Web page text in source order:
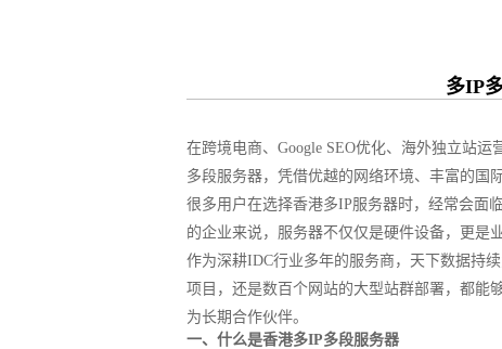
多IP
在跨境电商、Google SEO优化、海外独立站
多段服务器，凭借优越的网络环境、丰富的国
很多用户在选择香港多IP服务器时，经常会面
的企业来说，服务器不仅仅是硬件设备，更是
作为深耕IDC行业多年的服务商，天下数据持
项目，还是数百个网站的大型站群部署，都能
为长期合作伙伴。
一、什么是香港多IP多段服务器